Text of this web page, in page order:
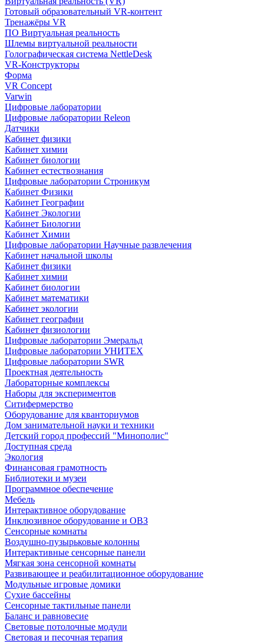
Готовый образовательный VR-контент
Тренажёры VR
ПО Виртуальная реальность
Шлемы виртуальной реальности
Голографическая система NettleDesk
VR-Конструкторы
Форма
VR Concept
Varwin
Цифровые лаборатории
Цифровые лаборатории Releon
Датчики
Кабинет физики
Кабинет химии
Кабинет биологии
Кабинет естествознания
Цифровые лаборатории Строникум
Кабинет Физики
Кабинет Географии
Кабинет Экологии
Кабинет Биологии
Кабинет Химии
Цифровые лаборатории Научные развлечения
Кабинет начальной школы
Кабинет физики
Кабинет химии
Кабинет биологии
Кабинет математики
Кабинет экологии
Кабинет географии
Кабинет физиологии
Цифровые лаборатории Эмеральд
Цифровые лаборатории УНИТЕХ
Цифровые лаборатории SWR
Проектная деятельность
Лабораторные комплексы
Наборы для экспериментов
Ситифермерство
Оборудование для кванториумов
Дом занимательной науки и техники
Детский город профессий "Минополис"
Доступная среда
Экология
Финансовая грамотность
Библиотеки и музеи
Программное обеспечение
Мебель
Интерактивное оборудование
Инклюзивное оборудование и ОВЗ
Cенсорные комнаты
Воздушно-пузырьковые колонны
Интерактивные сенсорные панели
Мягкая зона сенсорной комнаты
Развивающее и реабилитационное оборудование
Модульные игровые домики
Сухие бассейны
Сенсорные тактильные панели
Баланс и равновесие
Световые потолочные модули
Световая и песочная терапия